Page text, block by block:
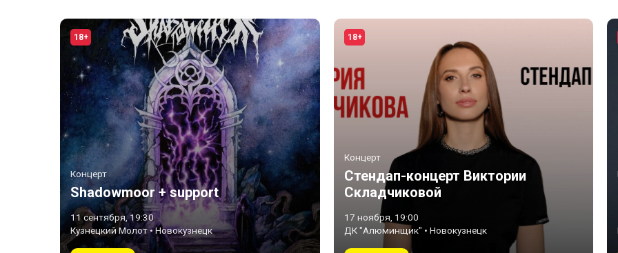
18+
Концерт
Shadowmoor + support
11 сентября, 19:30
Кузнецкий Молот • Новокузнецк
18+
Концерт
Стендап-концерт Виктории
Складчиковой
17 ноября, 19:00
ДК "Алюминщик" • Новокузнецк